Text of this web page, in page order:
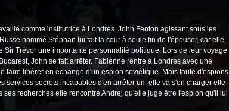
comme institutrice à Londres. John Fenton agissant sous les
nommé Stéphan lui fait la cour à seule fin de l'épouser, car elle
Sir Trévor une importante personnalité politique. Lors de leur voyage
John se fait arrêter. Fabienne rentre à Londres avec une
faire libérer en échange d'un espion soviétique. Mais faute d'espions
services secrets incapables d'en arrêter un, elle va s'en charger elle-
ses recherches elle rencontre Andrej qu'elle juge être l'espion qu'il lui